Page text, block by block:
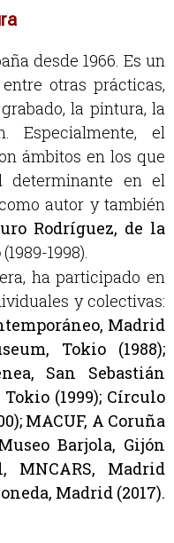
desde 1966. Es un
otras prácticas,
la pintura, la
Especialmente, el
ámbitos en los que
determinante en el
autor y también
Rodríguez, de la
(1989-1998).
ha participado en
y colectivas:
Madrid
Tokio (1988);
San Sebastián
(1999); Círculo
MACUF, A Coruña
Barjola, Gijón
MNCARS, Madrid
Madrid (2017).